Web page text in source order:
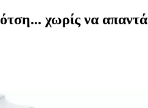
χωρίς να απαντά